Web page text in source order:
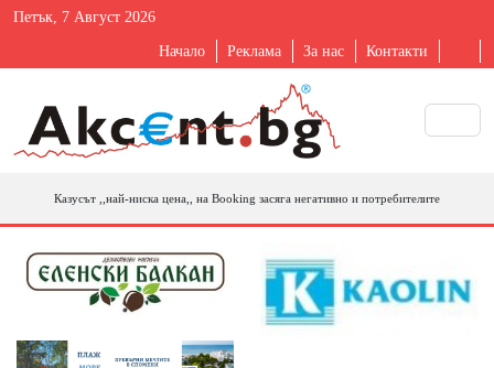
Петък, 7 Август 2026
Начало Реклама За нас Контакти
Казусът ,,най-ниска цена,, на Booking засяга негативно и потребителите